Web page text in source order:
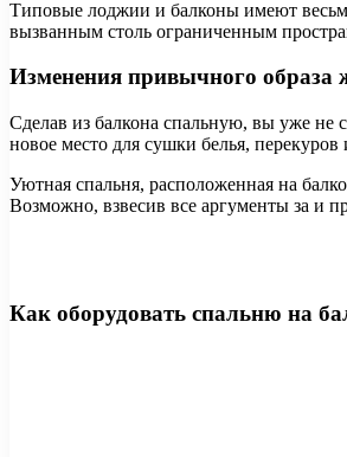
Типовые лоджии и балконы имеют
вызванным столь ограниченным
Изменения привычного образа
Сделав из балкона спальную, вы уже не
новое место для сушки белья,
Уютная спальня, расположенная на
Возможно, взвесив все аргументы за и
Как оборудовать спальню на